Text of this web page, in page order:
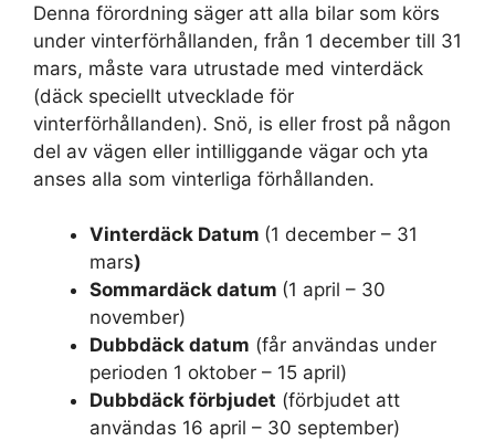
Denna förordning säger att alla bilar som körs
under vinterförhållanden, från 1 december till 31
mars, måste vara utrustade med vinterdäck
(däck speciellt utvecklade för
vinterförhållanden). Snö, is eller frost på någon
del av vägen eller intilliggande vägar och yta
anses alla som vinterliga förhållanden.
Vinterdäck Datum (1 december – 31
mars)
Sommardäck datum (1 april – 30
november)
Dubbdäck datum (får användas under
perioden 1 oktober – 15 april)
Dubbdäck förbjudet (förbjudet att
användas 16 april – 30 september)